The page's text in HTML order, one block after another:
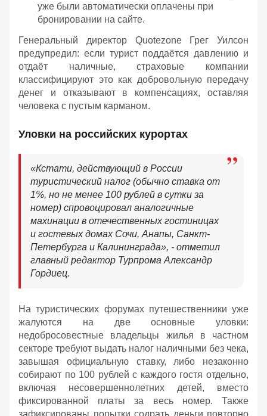
уже были автоматически оплачены при
бронировании на сайте.
Генеральный директор Quotezone Грег Уилсон
предупредил: если турист поддаётся давлению и
отдаёт наличные, страховые компании
классифицируют это как добровольную передачу
денег и отказывают в компенсациях, оставляя
человека с пустым карманом.
Уловки на российских курортах
«Кстати, действующий в России
туристический налог (обычно ставка от
1%, но не менее 100 рублей в сутки за
номер) спровоцировал аналогичные
махинации в отечественных гостиницах
и гостевых домах Сочи, Анапы, Санкт-
Петербурга и Калининграда», - отметил
главный редактор Турпрома Александр
Гордиец.
На туристических форумах путешественники уже
жалуются на две основные уловки:
недобросовестные владельцы жилья в частном
секторе требуют выдать налог наличными без чека,
завышая официальную ставку, либо незаконно
собирают по 100 рублей с каждого гостя отдельно,
включая несовершеннолетних детей, вместо
фиксированной платы за весь номер. Также
зафиксированы попытки содрать деньги повторно